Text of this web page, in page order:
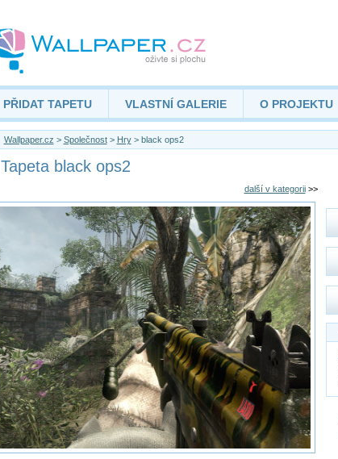
PŘIDAT TAPETU VLASTNÍ GALERIE O PROJEKTU
Wallpaper.cz > Společnost> Hry> black ops2
Tapeta black ops2
další v kategorii>>